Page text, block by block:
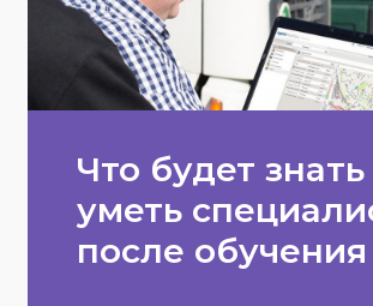
Что будет знать
уметь
после обучения